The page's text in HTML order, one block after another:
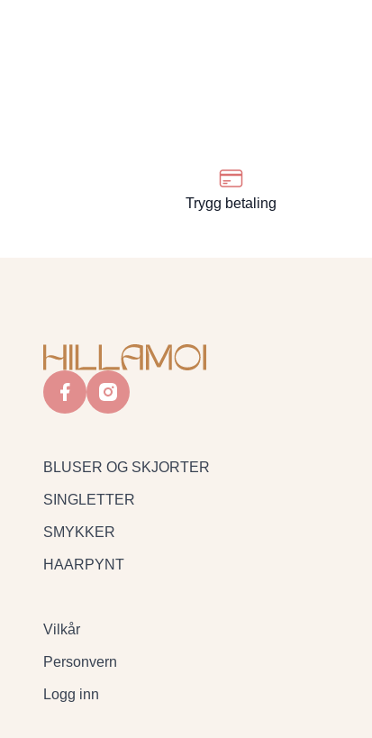
Trygg betaling
facebookinstagram
BLUSER OG SKJORTER
SINGLETTER
SMYKKER
HAARPYNT
Vilkår
Personvern
Logg inn